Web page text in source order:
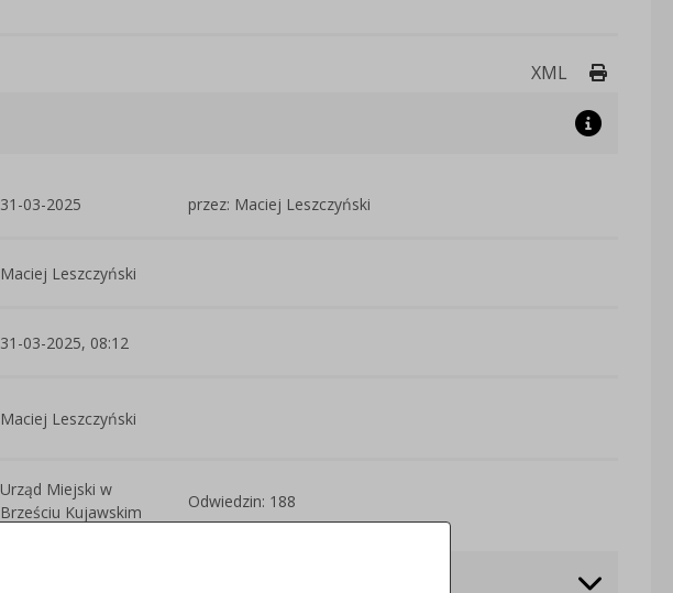
XML Drukuj
31-03-2025 przez: Maciej Leszczyński
Maciej Leszczyński
31-03-2025, 08:12
Maciej Leszczyński
Urząd Miejski w
Brześciu Kujawskim
Odwiedzin: 188